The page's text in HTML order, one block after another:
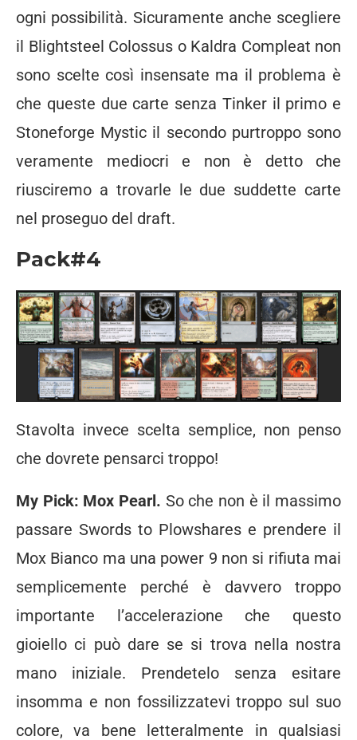
ogni possibilità. Sicuramente anche scegliere
il Blightsteel Colossus o Kaldra Compleat non
sono scelte così insensate ma il problema è
che queste due carte senza Tinker il primo e
Stoneforge Mystic il secondo purtroppo sono
veramente mediocri e non è detto che
riusciremo a trovarle le due suddette carte
nel proseguo del draft.
Pack#4
Stavolta invece scelta semplice, non penso
che dovrete pensarci troppo!
My Pick: Mox Pearl. So che non è il massimo
passare Swords to Plowshares e prendere il
Mox Bianco ma una power 9 non si rifiuta mai
semplicemente perché è davvero troppo
importante l’accelerazione che questo
gioiello ci può dare se si trova nella nostra
mano iniziale. Prendetelo senza esitare
insomma e non fossilizzatevi troppo sul suo
colore, va bene letteralmente in qualsiasi